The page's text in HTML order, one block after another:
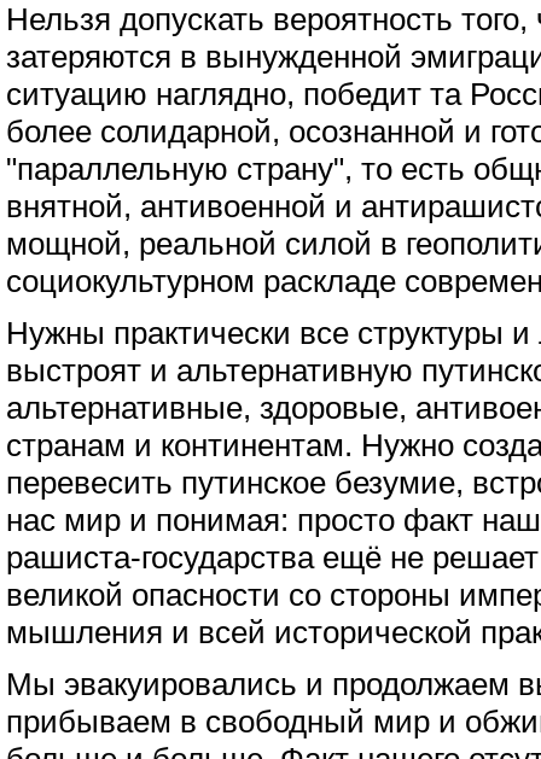
Нельзя допускать вероятность
затеряются в вынужденной
ситуацию наглядно, победит та
более солидарной, осознанной и
"параллельную страну", то есть
внятной, антивоенной и
мощной, реальной силой в
социокультурном раскладе
Нужны практически все структуры
выстроят и альтернативную
альтернативные, здоровые,
странам и континентам. Нужно
перевесить путинское безумие,
нас мир и понимая: просто факт
рашиста-государства ещё не
великой опасности со стороны
мышления и всей исторической
Мы эвакуировались и продолжаем
прибываем в свободный мир и